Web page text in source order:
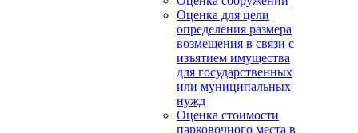
Оценка для цели
определения размера
возмещения в связи с
изъятием имущества
для государственных
или муниципальных
нужд
Оценка стоимости
парковочного места в